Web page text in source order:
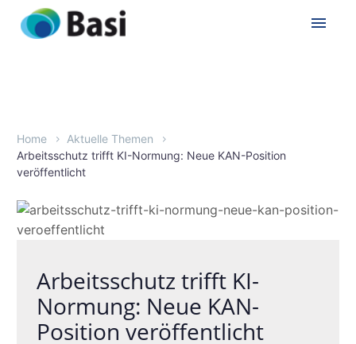
Home
Aktuelle Themen
Arbeitsschutz trifft KI-Normung: Neue KAN-Position
veröffentlicht
Arbeitsschutz trifft KI-
Normung: Neue KAN-
Position veröffentlicht